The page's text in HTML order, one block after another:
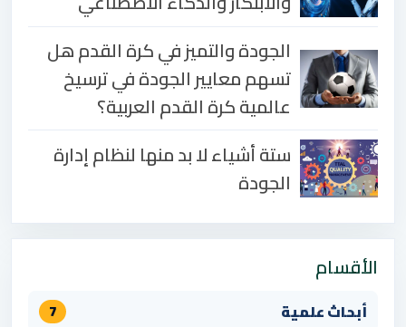
الجودة والتميز في كرة القدم هل
تسهم معايير الجودة في ترسيخ
عالمية كرة القدم العربية؟
ستة أشياء لا بد منها لنظام إدارة
الجودة
الأقسام
أبحاث علمية
7